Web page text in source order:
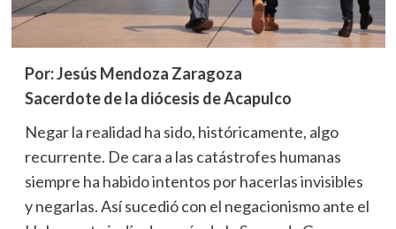
Por: Jesús Mendoza Zaragoza
Sacerdote de la diócesis de Acapulco
Negar la realidad ha sido, históricamente, algo
recurrente. De cara a las catástrofes humanas
siempre ha habido intentos por hacerlas invisibles
y negarlas. Así sucedió con el negacionismo ante el